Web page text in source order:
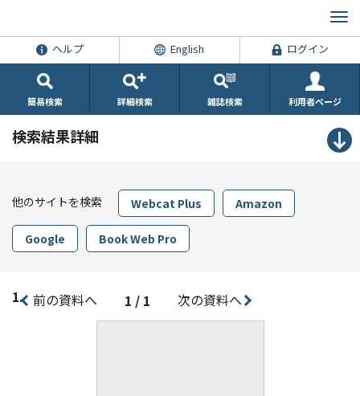
ヘルプ English ログイン
簡易検索 詳細検索 雑誌検索 利用者ページ
検索結果詳細
他のサイトを検索 Webcat Plus Amazon
Google Book Web Pro
1. 前の資料へ 1 / 1 次の資料へ